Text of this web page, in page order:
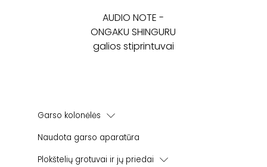
Garso kolonėlės
Ant grindų statomos kolonėlės
Naudota garso aparatūra
Plokštelių grotuvai ir jų priedai
AUDIO NOTE -
ONGAKU SHINGURU
galios stiprintuvai